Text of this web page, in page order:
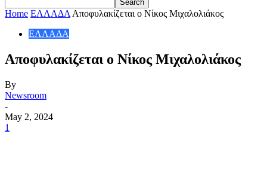
Home ΕΛΛΑΔΑ Αποφυλακίζεται ο Νίκος Μιχαλολιάκος
ΕΛΛΑΔΑ
Αποφυλακίζεται ο Νίκος Μιχαλολιάκος
By
Newsroom
-
May 2, 2024
1